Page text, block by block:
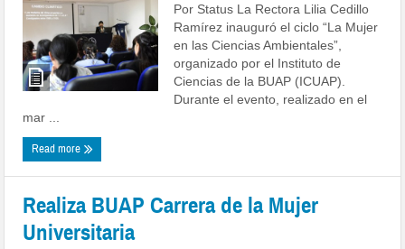
Por Status La Rectora Lilia Cedillo
Ramírez inauguró el ciclo “La Mujer
en las Ciencias Ambientales”,
organizado por el Instituto de
Ciencias de la BUAP (ICUAP).
Durante el evento, realizado en el
mar ...
Read more
Realiza BUAP Carrera de la Mujer
Universitaria